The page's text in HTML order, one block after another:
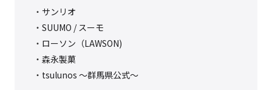
サンリオ
SUUMO / スーモ
ローソン（LAWSON)
森永製菓
tsulunos 〜群馬県公式〜